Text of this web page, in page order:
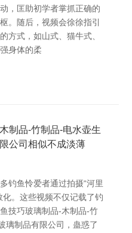
，匡助初学者掌抓正确的
。随后，视频会徐徐指引
方式，如山式、猫牛式、
身体的柔
制品-竹制品-电水壶生
公司相似不成淡薄
钓鱼怜爱者通过拍摄“河里
。这些视频不仅记载了钓
技巧玻璃制品-木制品-竹
璃制品有限公司，蛊惑了